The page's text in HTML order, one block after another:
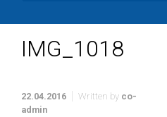
IMG_1018
22.04.2016 Written by co-
admin